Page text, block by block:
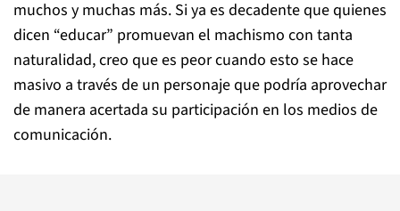
muchos y muchas más. Si ya es decadente que quienes
dicen “educar” promuevan el machismo con tanta
naturalidad, creo que es peor cuando esto se hace
masivo a través de un personaje que podría aprovechar
de manera acertada su participación en los medios de
comunicación.